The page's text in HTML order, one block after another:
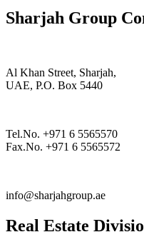
Sharjah Group
Al Khan Street, Sharjah,
UAE, P.O. Box 5440
Tel.No. +971 6 5565570
Fax.No. +971 6 5565572
info@sharjahgroup.ae
Real Estate